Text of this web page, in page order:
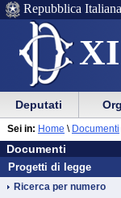
Menu
di
ausilio
alla
navigazione
Vai
Menu
di
navigazione
principale
Repubblica Italiana
Menu
di
navigazione
principale
Vai
menu
di
sezione
Deputati
Documenti
Vai
al
contenuto
Documenti
Progetti di legge
Ricerca per numero
Sei in: Home \ Documenti